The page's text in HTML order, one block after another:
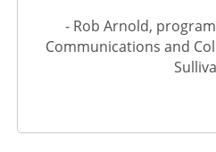
- Rob Arnold,
Communications and